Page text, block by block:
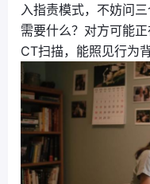
入指责模式，不妨问
需要什么？对方可能
CT扫描，能照见行为